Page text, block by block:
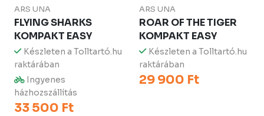
ARS UNA
FLYING SHARKS
KOMPAKT EASY
Készleten a Tolltartó.hu
raktárában
Ingyenes
házhozszállítás
33 500 Ft
ARS UNA
ROAR OF THE TIGER
KOMPAKT EASY
Készleten a Tolltartó.hu
raktárában
29 900 Ft